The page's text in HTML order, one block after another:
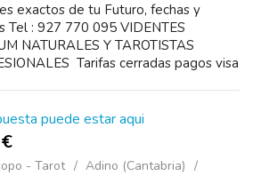
exactos de tu Futuro, fechas y
Tel : 927 770 095 VIDENTES
NATURALES Y TAROTISTAS
Tarifas cerradas pagos visa
puede estar aqui
- Tarot
Adino (Cantabria)